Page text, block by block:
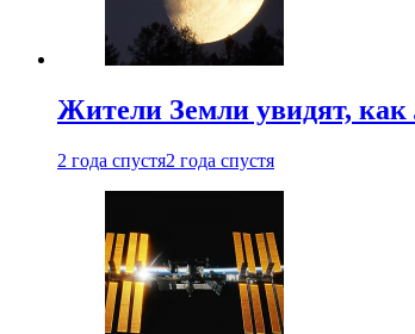
Жители Земли увидят,
2 года спустя2 года спустя